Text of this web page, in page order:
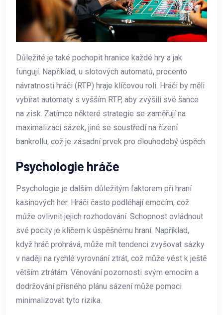
Důležité je také pochopit hranice každé hry a jak
fungují. Například, u slotových automatů, procento
návratnosti hráči (RTP) hraje klíčovou roli. Hráči by měli
vybírat automaty s vyšším RTP, aby zvýšili své šance
na zisk. Zatímco některé strategie se zaměřují na
maximalizaci sázek, jiné se soustředí na řízení
bankrollu, což je zásadní prvek pro dlouhodobý úspěch.
Psychologie hráče
Psychologie je dalším důležitým faktorem při hraní
kasinových her. Hráči často podléhají emocím, což
může ovlivnit jejich rozhodování. Schopnost ovládnout
své pocity je klíčem k úspěšnému hraní. Například,
když hráč prohrává, může mít tendenci zvyšovat sázky
v naději na rychlé vyrovnání ztrát, což může vést k ještě
větším ztrátám. Věnování pozornosti svým emocím a
dodržování přísného plánu sázení může pomoci
minimalizovat tyto rizika.